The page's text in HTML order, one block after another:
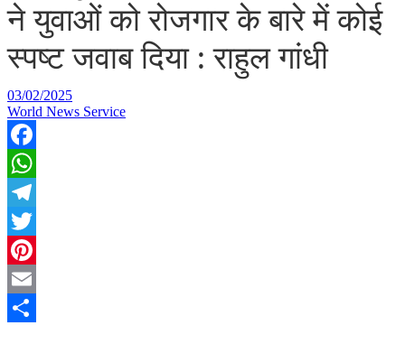
ने युवाओं को रोजगार के बारे में कोई
स्पष्ट जवाब दिया : राहुल गांधी
03/02/2025
World News Service
Facebook
WhatsApp
Telegram
Twitter
Pinterest
Email